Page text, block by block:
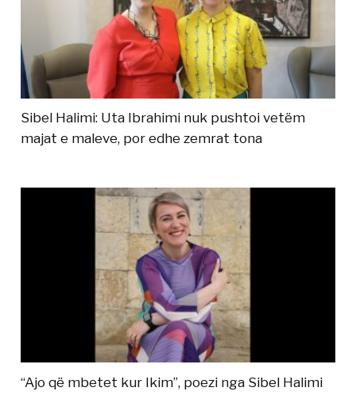
Sibel Halimi: Uta Ibrahimi nuk pushtoi vetëm
majat e maleve, por edhe zemrat tona
“Ajo që mbetet kur Ikim”, poezi nga Sibel Halimi